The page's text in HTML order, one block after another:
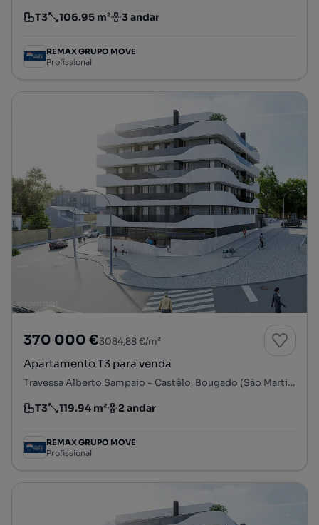
Tipologia
T3
Preço por metro quadrado
106.95 m²
Andar 3 andar
REMAX GRUPO MOVE
Profissional
370 000 €3084,88 €/m²
Apartamento T3 para venda
Travessa Alberto Sampaio - Castêlo, Bougado (São Martinho e Santiago), Trofa, Porto
Tipologia
T3
Preço por metro quadrado
119.94 m²
Andar 2 andar
REMAX GRUPO MOVE
Profissional